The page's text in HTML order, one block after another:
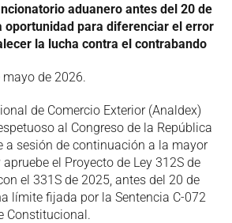
aduanero antes del 20 de
oportunidad para diferenciar el error
la lucha contra el contrabando
mayo de 2026.
de Comercio Exterior (Analdex)
al Congreso de la República
a sesión de continuación a la mayor
el Proyecto de Ley 312S de
el 331S de 2025, antes del 20 de
límite fijada por la Sentencia C-072
Constitucional.